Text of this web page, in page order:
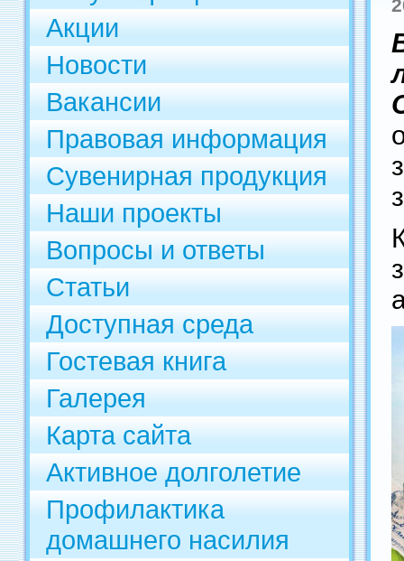
Акции
Новости
Вакансии
Правовая информация
Сувенирная продукция
Наши проекты
Вопросы и ответы
Статьи
Доступная среда
Гостевая книга
Галерея
Карта сайта
Активное долголетие
Профилактика
домашнего насилия